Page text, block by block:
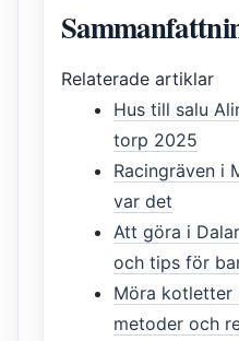
Relaterade artiklar
Hus till salu
torp 2025
Racingräven i
var det
Att göra i
och tips för
Möra kotletter
metoder och